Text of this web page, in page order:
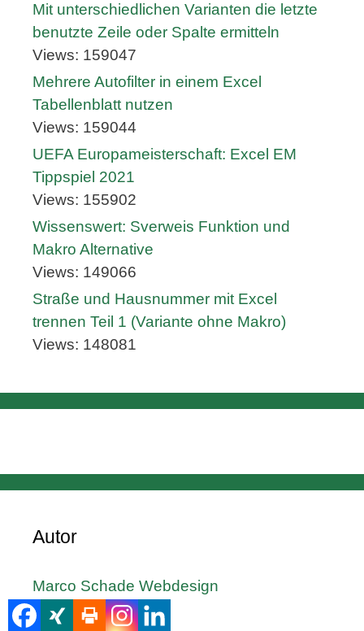
Mit unterschiedlichen Varianten die letzte
benutzte Zeile oder Spalte ermitteln
Views: 159047
Mehrere Autofilter in einem Excel
Tabellenblatt nutzen
Views: 159044
UEFA Europameisterschaft: Excel EM
Tippspiel 2021
Views: 155902
Wissenswert: Sverweis Funktion und
Makro Alternative
Views: 149066
Straße und Hausnummer mit Excel
trennen Teil 1 (Variante ohne Makro)
Views: 148081
Autor
Marco Schade Webdesign